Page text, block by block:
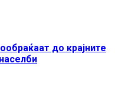
до крајните